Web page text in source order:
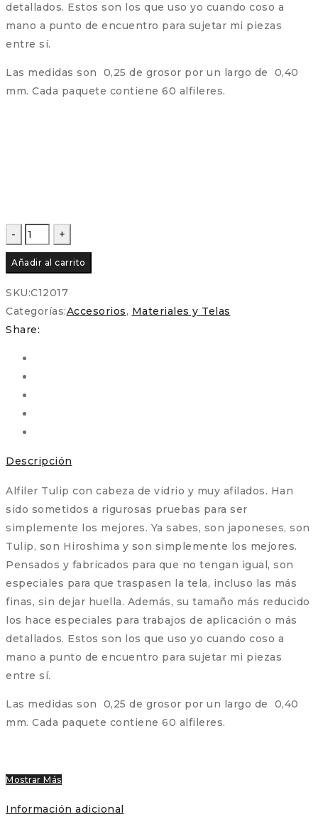
detallados. Estos son los que uso yo cuando coso a
mano a punto de encuentro para sujetar mi piezas
entre sí.
Las medidas son 0,25 de grosor por un largo de 0,40
mm. Cada paquete contiene 60 alfileres.
Alfiler
Tulip
para
aplicación
cantidad
Añadir al carrito
SKU:C12017
Categorías:Accesorios, Materiales y Telas
Share:
Descripción
Alfiler Tulip con cabeza de vidrio y muy afilados. Han
sido sometidos a rigurosas pruebas para ser
simplemente los mejores. Ya sabes, son japoneses, son
Tulip, son Hiroshima y son simplemente los mejores.
Pensados y fabricados para que no tengan igual, son
especiales para que traspasen la tela, incluso las más
finas, sin dejar huella. Además, su tamaño más reducido
los hace especiales para trabajos de aplicación o más
detallados. Estos son los que uso yo cuando coso a
mano a punto de encuentro para sujetar mi piezas
entre sí.
Las medidas son 0,25 de grosor por un largo de 0,40
mm. Cada paquete contiene 60 alfileres.
Mostrar Más
Información adicional